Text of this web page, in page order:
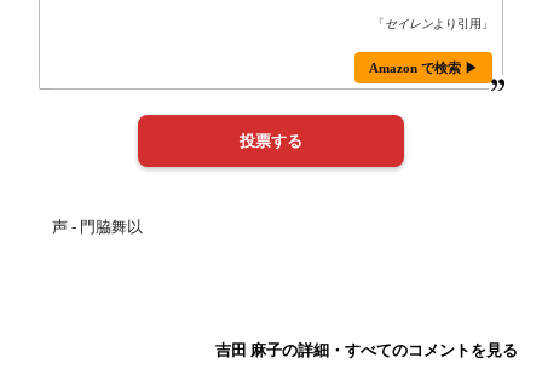
「セイレンより引用」
Amazon で検索 ▶
声 - 門脇舞以
吉田 麻子の詳細・すべてのコメントを見る